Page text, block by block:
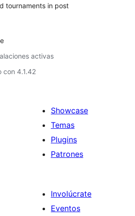
tournaments in post
activas
con 4.1.42
Showcase
Temas
Plugins
Patrones
Involúcrate
Eventos